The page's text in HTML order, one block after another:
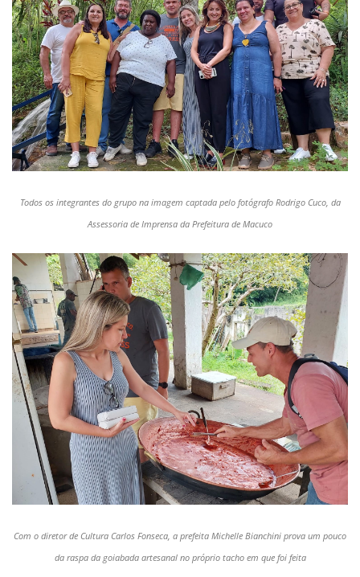
Todos os integrantes do grupo na imagem captada pelo fotógrafo Rodrigo Cuco, da
Assessoria de Imprensa da Prefeitura de Macuco
Com o diretor de Cultura Carlos Fonseca, a prefeita Michelle Bianchini prova um pouco
da raspa da goiabada artesanal no próprio tacho em que foi feita